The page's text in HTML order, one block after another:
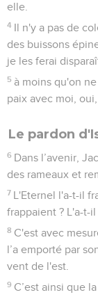
elle.
4 Il n'y a pas de
des buissons
je les ferai
5 à moins qu'on
paix avec moi,
Le pardon
6 Dans l’avenir,
des rameaux et
7 L'Eternel l'a-t-il
frappaient ? L'a-t-
8 C'est avec
l’a emporté par
vent de l'est.
9 C’est ainsi que